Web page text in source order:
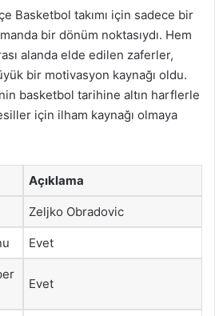
Basketbol takımı için sadece bir
bir dönüm noktasıydı. Hem
alanda elde edilen zaferler,
bir motivasyon kaynağı oldu.
basketbol tarihine altın harflerle
için ilham kaynağı olmaya
Açıklama
Zeljko Obradovic
Evet
Evet